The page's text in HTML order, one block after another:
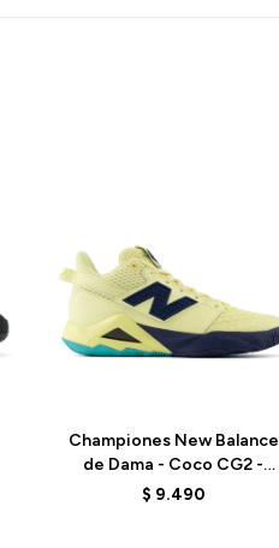
Championes New Balance
de Dama - Coco CG2 -
WCHCOCI2 - ELD
$ 9.490